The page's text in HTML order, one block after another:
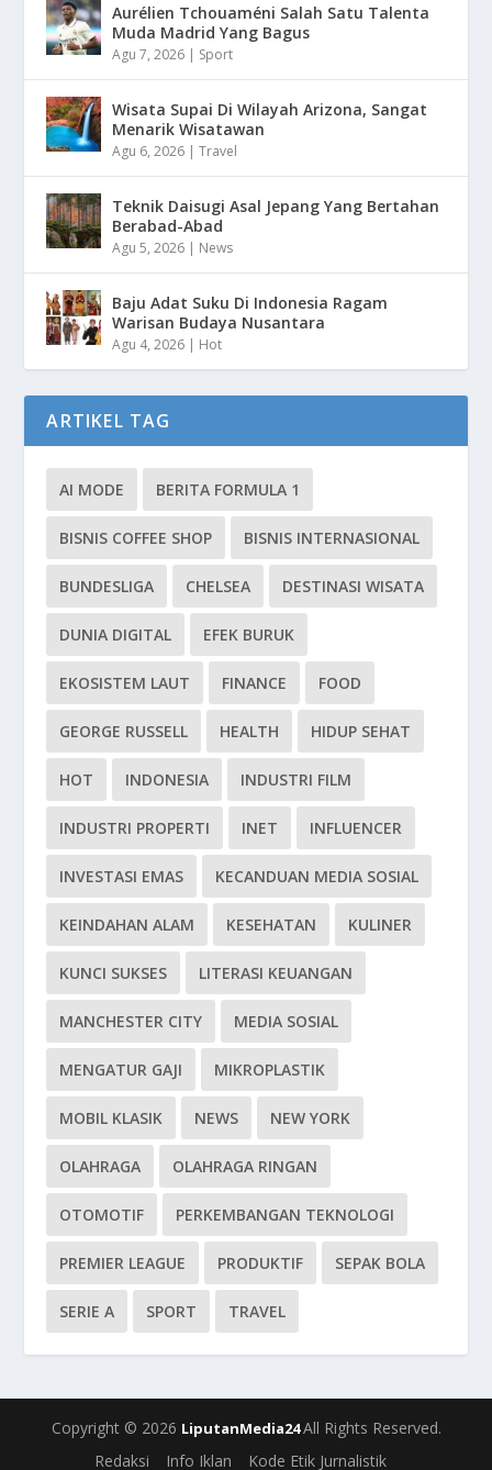
Aurélien Tchouaméni Salah Satu Talenta
Muda Madrid Yang Bagus
Agu 7, 2026 | Sport
Wisata Supai Di Wilayah Arizona, Sangat
Menarik Wisatawan
Agu 6, 2026 |Travel
Teknik Daisugi Asal Jepang Yang Bertahan
Berabad-Abad
Agu 5, 2026 | News
Baju Adat Suku Di Indonesia Ragam
Warisan Budaya Nusantara
Agu 4, 2026 | Hot
ARTIKEL TAG
AI MODE BERITA FORMULA 1
BISNIS COFFEE SHOP BISNIS INTERNASIONAL
BUNDESLIGA CHELSEA DESTINASI WISATA
DUNIA DIGITAL EFEK BURUK
EKOSISTEM LAUT FINANCE FOOD
GEORGE RUSSELL HEALTH HIDUP SEHAT
HOT INDONESIA INDUSTRI FILM
INDUSTRI PROPERTI INET INFLUENCER
INVESTASI EMAS KECANDUAN MEDIA SOSIAL
KEINDAHAN ALAM KESEHATAN KULINER
KUNCI SUKSES LITERASI KEUANGAN
MANCHESTER CITY MEDIA SOSIAL
MENGATUR GAJI MIKROPLASTIK
MOBIL KLASIK NEWS NEW YORK
OLAHRAGA OLAHRAGA RINGAN
OTOMOTIF PERKEMBANGAN TEKNOLOGI
PREMIER LEAGUE PRODUKTIF SEPAK BOLA
SERIE A SPORT TRAVEL
Copyright © 2026 LiputanMedia24All Rights Reserved.
Redaksi
Info Iklan Kode Etik Jurnalistik